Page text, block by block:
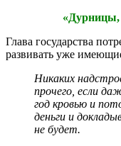
«Дурницы,
Глава государства
развивать уже
Никаких
прочего, если
год кровью и
деньги и
не будет.